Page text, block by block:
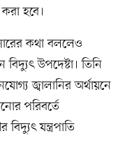
হবে।
কথা বললেও
উপদেষ্টা। তিনি
জ্বালানির অর্থায়নে
পরিবর্তে
যন্ত্রপাতি